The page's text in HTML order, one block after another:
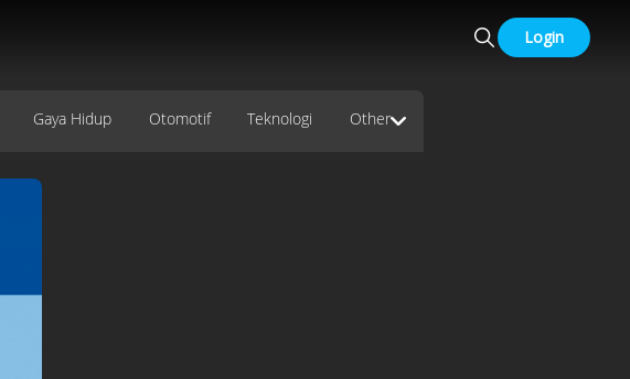
Login
Gaya Hidup Otomotif Teknologi Other